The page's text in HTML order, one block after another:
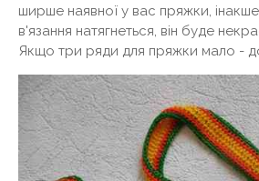
ширше наявної у вас пряжки,
в'язання натягнеться, він буде
Якщо три ряди для пряжки мало -